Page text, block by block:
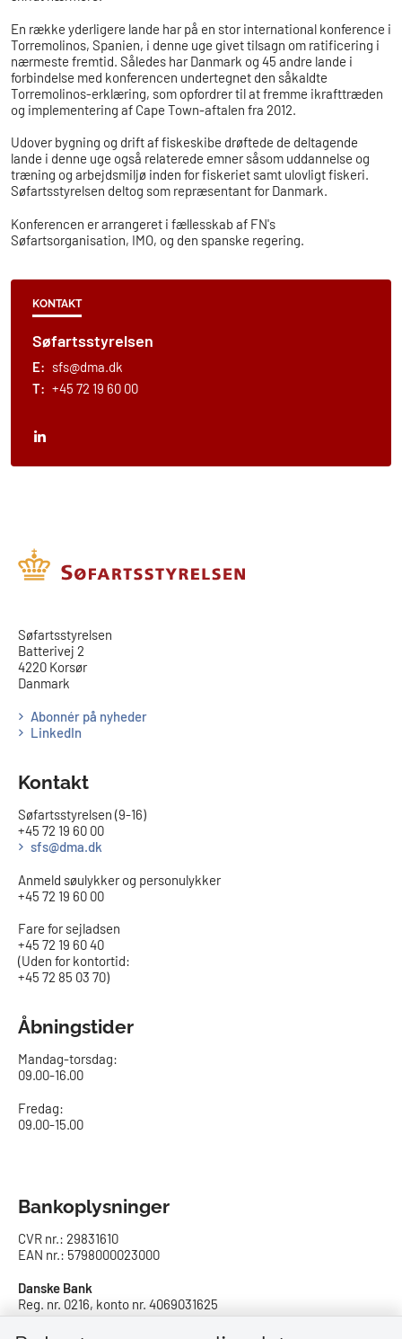
En række yderligere lande har på en stor international konference i
Torremolinos, Spanien, i denne uge givet tilsagn om ratificering i
nærmeste fremtid. Således har Danmark og 45 andre lande i
forbindelse med konferencen undertegnet den såkaldte
Torremolinos-erklæring, som opfordrer til at fremme ikrafttræden
og implementering af Cape Town-aftalen fra 2012.
Udover bygning og drift af fiskeskibe drøftede de deltagende
lande i denne uge også relaterede emner såsom uddannelse og
træning og arbejdsmiljø inden for fiskeriet samt ulovligt fiskeri.
Søfartsstyrelsen deltog som repræsentant for Danmark.
Konferencen er arrangeret i fællesskab af FN's
Søfartsorganisation, IMO, og den spanske regering.
KONTAKT
Søfartsstyrelsen
E: sfs@dma.dk
T: +45 72 19 60 00
​​Søfartsstyrelsen
Batterivej 2
4220 Korsør
Danmark
Abonnér på nyheder
LinkedIn
Kontakt
Søfartsstyrelsen (9-16)
+45 72 19 60 00
sfs@dma.dk
Anmeld søulykker og personulykker
+45 72 19 60 00
Fare for sejladsen
+45 72 19 60 40
(Uden for kontortid:
+45 72 85 03 70)
Åbningstider
Mandag-torsdag:
09.00-16.00​
Fredag:
09.00-15.00
Bankoplysninger
CVR nr.: 29831610
EAN nr.: 5798000023000
Danske Bank
Reg. nr. 0216, konto nr. 4069031625
IBAN: DK8402164069031625